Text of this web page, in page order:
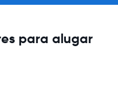
para alugar